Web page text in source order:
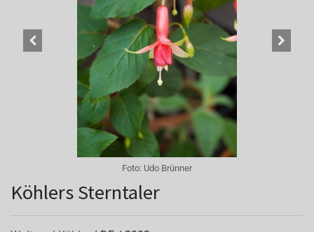
Foto: Udo Brünner
Köhlers Sterntaler